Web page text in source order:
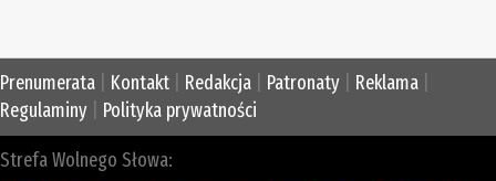
Prenumerata Kontakt Redakcja Patronaty Reklama
Regulaminy
Polityka prywatności
Strefa Wolnego Słowa: